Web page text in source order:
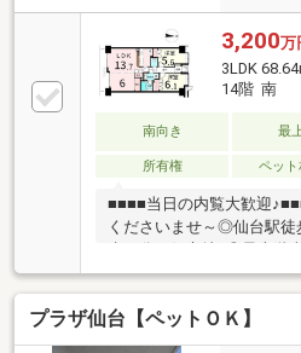
3,200万
3LDK
14階 南
南向き 最
所有権
ペッ
■■■■当日の内覧大歓迎
くださいませ～◎仙台駅徒
り・通風・眺望良好♪◎１
のない快適な生活を♪◎リ
ＬＤＫにも対応可能♪◎小
パー徒歩７分圏♪■■■周辺
プラザ仙台【ペットＯＫ】